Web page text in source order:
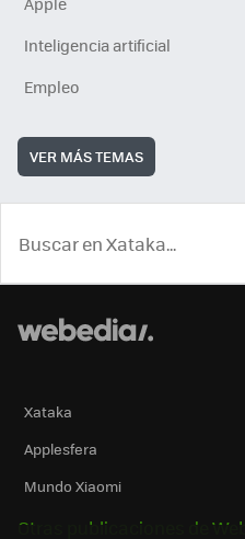
Inteligencia artificial
Empleo
VER MÁS TEMAS
Xataka
Applesfera
Mundo Xiaomi
Otras publicaciones de